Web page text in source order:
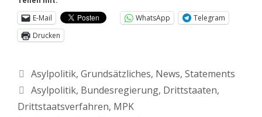
E-Mail
WhatsApp
Telegram
Drucken
Asylpolitik, Grundsätzliches, News, Statements
Asylpolitik, Bundesregierung, Drittstaaten,
Drittstaatsverfahren, MPK